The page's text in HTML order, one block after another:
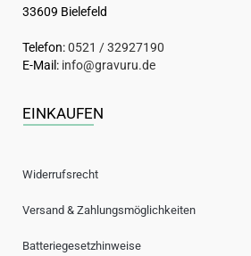
33609 Bielefeld
Telefon:0521 / 32927190
E-Mail: info@gravuru.de
EINKAUFEN
Widerrufsrecht
Versand & Zahlungsmöglichkeiten
Batteriegesetzhinweise